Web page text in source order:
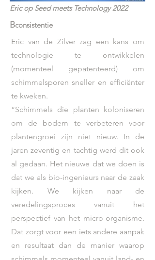
Eric op Seed meets Technology 2022
Bconsistentie
Eric van de Zilver zag een kans om
technologie te ontwikkelen
(momenteel gepatenteerd) om
schimmelsporen sneller en efficiënter
te kweken.
“Schimmels die planten koloniseren
om de bodem te verbeteren voor
plantengroei zijn niet nieuw. In de
jaren zeventig en tachtig werd dit ook
al gedaan. Het nieuwe dat we doen is
dat we als bio-ingenieurs naar de zaak
kijken. We kijken naar de
veredelingsproces vanuit het
perspectief van het micro-organisme.
Dat zorgt voor een iets andere aanpak
en resultaat dan de manier waarop